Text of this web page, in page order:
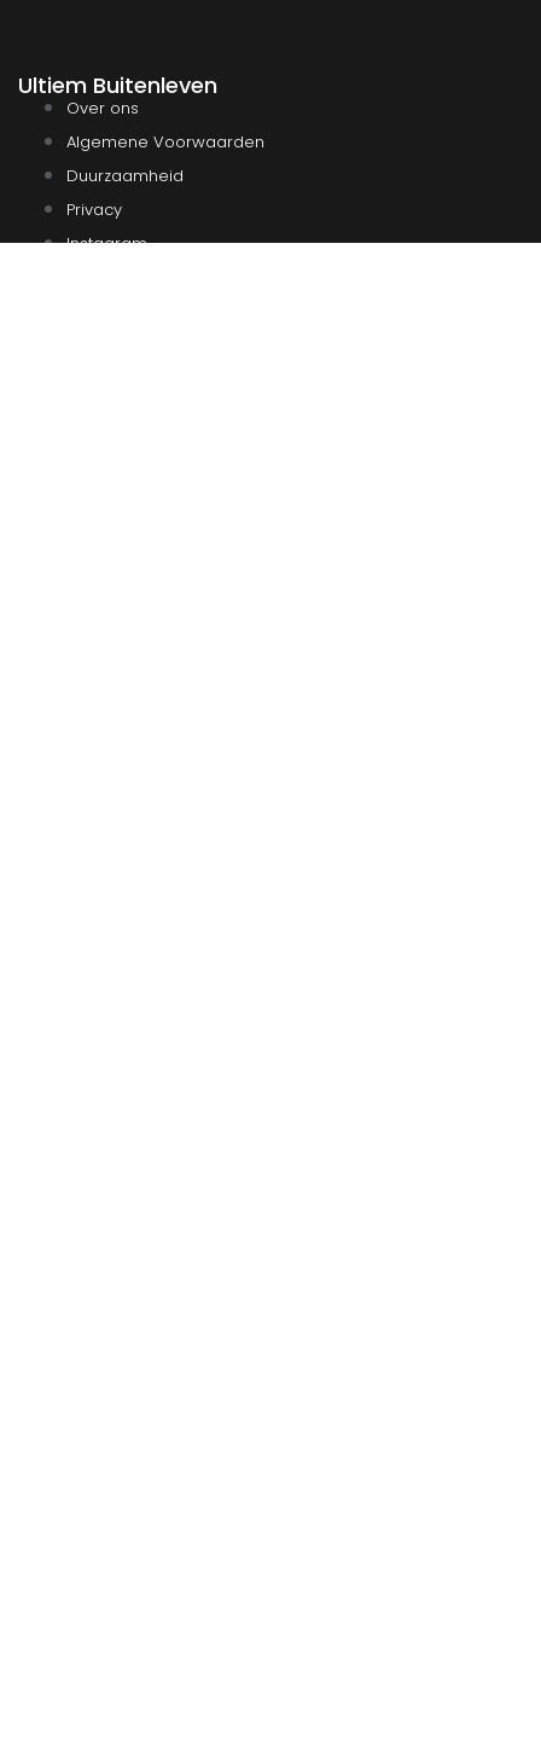
Ultiem Buitenleven
Over ons
Algemene Voorwaarden
Duurzaamheid
Privacy
Instagram